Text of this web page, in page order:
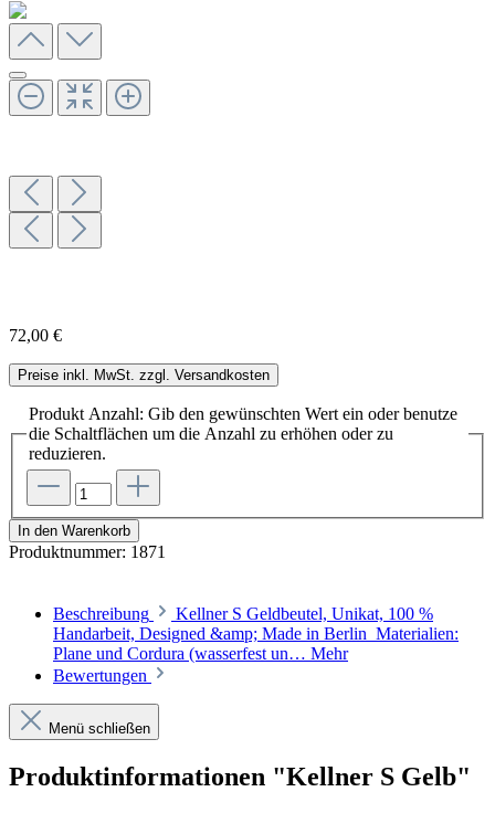
72,00 €
Preise inkl. MwSt. zzgl. Versandkosten
Produkt Anzahl: Gib den gewünschten Wert ein oder benutze
die Schaltflächen um die Anzahl zu erhöhen oder zu
reduzieren.
In den Warenkorb
Produktnummer: 1871
Beschreibung
Kellner S Geldbeutel, Unikat, 100 %
Handarbeit, Designed &amp; Made in Berlin Materialien:
Plane und Cordura (wasserfest un… Mehr
Bewertungen
Menü schließen
Produktinformationen "Kellner S Gelb"